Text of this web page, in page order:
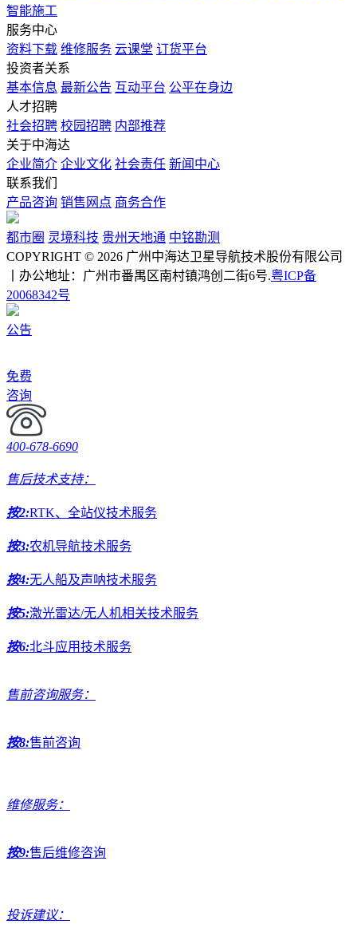
智能施工
服务中心
资料下载 维修服务 云课堂 订货平台
投资者关系
基本信息 最新公告 互动平台 公平在身边
人才招聘
社会招聘 校园招聘 内部推荐
关于中海达
企业简介 企业文化 社会责任 新闻中心
联系我们
产品咨询 销售网点 商务合作
都市圈 灵境科技 贵州天地通 中铭勘测
COPYRIGHT © 2026 广州中海达卫星导航技术股份有限公司
丨办公地址：广州市番禺区南村镇鸿创二街6号.粤ICP备
20068342号
公告
免费
咨询
400-678-6690
售后技术支持：
按2:RTK、全站仪技术服务
按3:农机导航技术服务
按4:无人船及声呐技术服务
按5:激光雷达/无人机相关技术服务
按6:北斗应用技术服务
售前咨询服务：
按8:售前咨询
维修服务：
按9:售后维修咨询
投诉建议：